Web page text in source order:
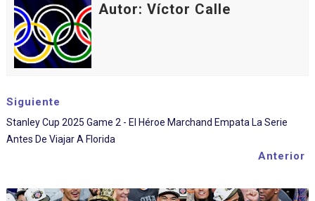
Autor: Víctor Calle
Siguiente
Stanley Cup 2025 Game 2 - El Héroe Marchand Empata La Serie
Antes De Viajar A Florida
Anterior